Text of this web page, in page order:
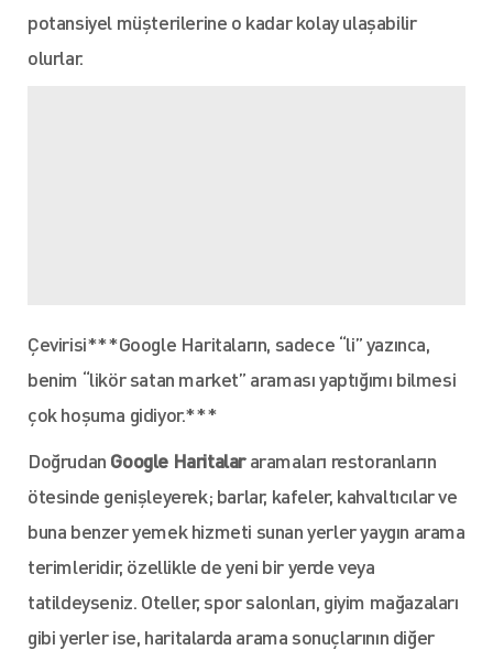
potansiyel müşterilerine o kadar kolay ulaşabilir
olurlar.
Çevirisi***Google Haritaların, sadece “li” yazınca,
benim “likör satan market” araması yaptığımı bilmesi
çok hoşuma gidiyor.***
Doğrudan Google Haritalararamaları restoranların
ötesinde genişleyerek; barlar, kafeler, kahvaltıcılar ve
buna benzer yemek hizmeti sunan yerler yaygın arama
terimleridir, özellikle de yeni bir yerde veya
tatildeyseniz. Oteller, spor salonları, giyim mağazaları
gibi yerler ise, haritalarda arama sonuçlarının diğer